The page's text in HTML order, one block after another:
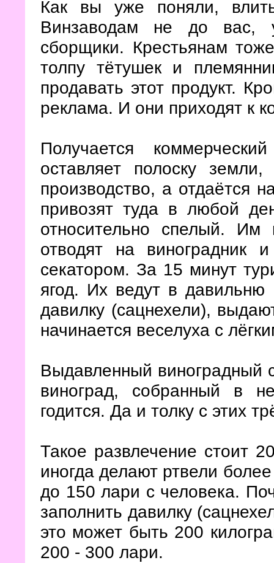
Как вы уже поняли,
Винзаводам не до вас,
сборщики. Крестьянам
толпу тётушек и
продавать этот продукт.
реклама. И они приходят к
Получается
оставляет полоску
производство, а отдаётся
привозят туда в любой
относительно спелый. Им
отводят на виноградник
секатором. За 15 минут
ягод. Их ведут в
давилку (сацнехели),
начинается веселуха с
Выдавленный виноградный
виноград, собранный в
годится. Да и толку с этих
Такое развлечение стоит
иногда делают ртвели
до 150 лари с человека.
заполнить давилку
это может быть 200
200 - 300 лари.